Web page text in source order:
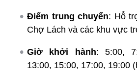
Điểm trung chuyển: Hỗ
Chợ Lách và các khu vực
Giờ khởi hành: 5:00,
13:00, 15:00, 17:00, 19:00